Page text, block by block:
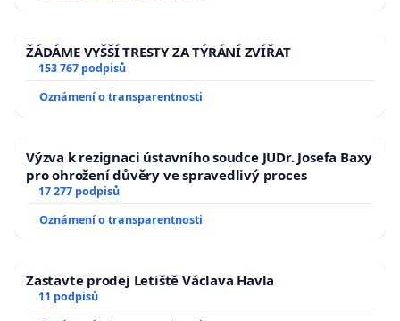
ŽÁDÁME VYŠŠÍ TRESTY ZA TÝRÁNÍ ZVÍŘAT
153 767 podpisů
Oznámení o transparentnosti
Výzva k rezignaci ústavního soudce JUDr. Josefa Baxy
pro ohrožení důvěry ve spravedlivý proces
17 277 podpisů
Oznámení o transparentnosti
Zastavte prodej Letiště Václava Havla
11 podpisů